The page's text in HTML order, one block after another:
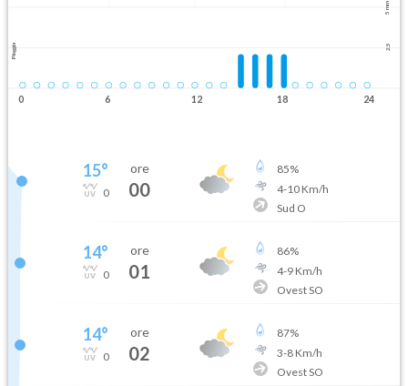
5 mm
2.5
Pioggia
0 6 12 18 24
15°
0
ore
00
85%
4-10Km/h
Sud O
14°
0
ore
01
86%
4-9Km/h
Ovest SO
14°
0
ore
02
87%
3-8Km/h
Ovest SO